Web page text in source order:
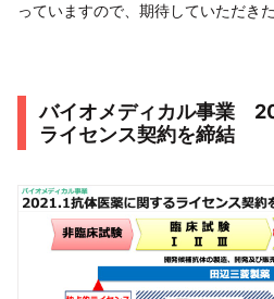
っていますので、期待していただき
バイオメディカル事業
ライセンス契約を締結